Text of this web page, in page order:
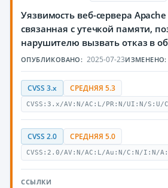
Уязвимость веб-сервера Apache
связанная с утечкой памяти,
нарушителю вызвать отказ в
ОПУБЛИКОВАНО: 2025-07-23ИЗМЕНЕНО:
CVSS 3.x СРЕДНЯЯ 5.3
CVSS:3.x/AV:N/AC:L/PR:N/UI:N/
CVSS 2.0 СРЕДНЯЯ 5.0
CVSS:2.0/AV:N/AC:L/Au:N/C:N/I:N/
ССЫЛКИ